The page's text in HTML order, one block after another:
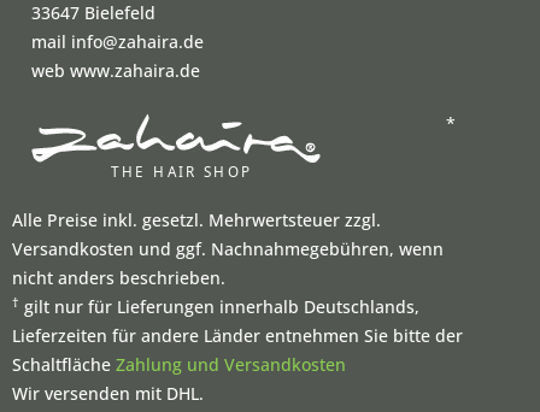
33647 Bielefeld
mail info@zahaira.de
web www.zahaira.de
*
Alle Preise inkl. gesetzl. Mehrwertsteuer zzgl.
Versandkosten und ggf. Nachnahmegebühren, wenn
nicht anders beschrieben.
† gilt nur für Lieferungen innerhalb Deutschlands,
Lieferzeiten für andere Länder entnehmen Sie bitte der
Schaltfläche Zahlung und Versandkosten
Wir versenden mit DHL.